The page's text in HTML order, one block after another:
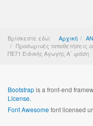
Βρίσκεστε εδώ: Αρχική
Προσωρινές τοποθετήσεις
ΠΕ71 Ειδικής Αγωγής Α΄ φάση
Bootstrapis a front-end
License.
Font Awesomefont licensed